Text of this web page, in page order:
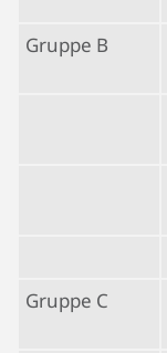
Gruppe B
Gruppe C